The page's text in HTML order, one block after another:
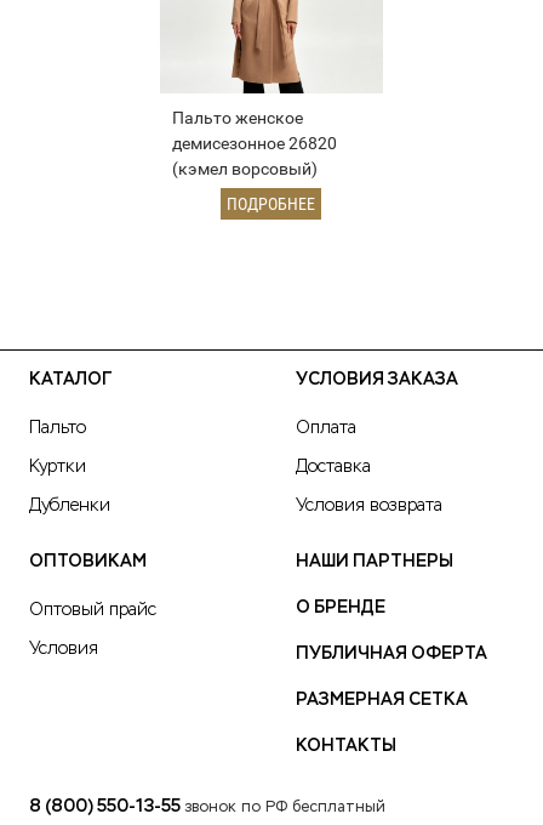
Пальто женское
демисезонное 26820
(кэмел ворсовый)
ПОДРОБНЕЕ
КАТАЛОГ
Пальто
Куртки
Дубленки
УСЛОВИЯ ЗАКАЗА
Оплата
Доставка
Условия возврата
ОПТОВИКАМ
Оптовый прайс
Условия
НАШИ ПАРТНЕРЫ
О БРЕНДЕ
ПУБЛИЧНАЯ ОФЕРТА
РАЗМЕРНАЯ СЕТКА
КОНТАКТЫ
8 (800) 550-13-55 звонок по РФ бесплатный